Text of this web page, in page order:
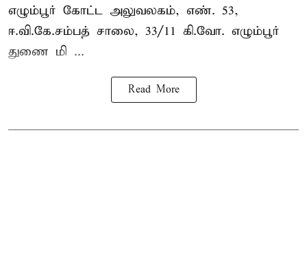
எழும்பூர் கோட்ட அலுவலகம், எண். 53,
ஈ.வி.கே.சம்பத் சாலை, 33/11 கி.வோ. எழும்பூர்
துணை மி ...
Read More